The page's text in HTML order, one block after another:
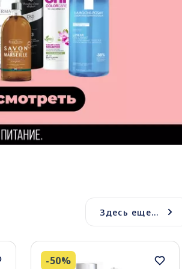
Здесь еще...
-50%